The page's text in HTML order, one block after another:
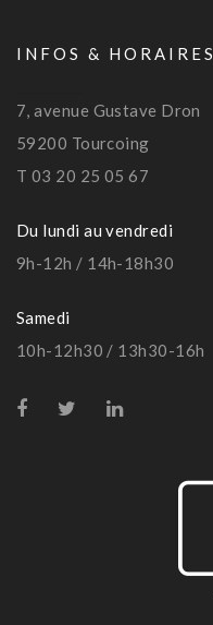
INFOS & HORAIRES
7, avenue Gustave Dron
59200 Tourcoing
T 03 20 25 05 67
Du lundi au vendredi
9h-12h / 14h-18h30
Samedi
10h-12h30 / 13h30-16h